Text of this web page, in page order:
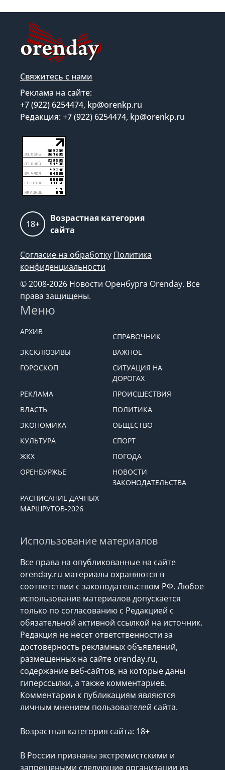
Свяжитесь с нами
Реклама на сайте:
+7 (922) 6254474, kp@orenkp.ru
Редакция: +7 (922) 6254474, kp@orenkp.ru
18+
Возрастная категория
сайта
Согласие на обработку Политика
конфиденциальности
© 2008-2026 Новости Оренбурга Orenday. Все
права защищены.
Меню
АРХИВ
СПРАВОЧНИК
ЭКСКЛЮЗИВЫ
ВАЖНОЕ
ГОРОСКОП
СИТУАЦИЯ НА
ДОРОГАХ
РЕКЛАМА
ПРОИСШЕСТВИЯ
ВЛАСТЬ
ПОЛИТИКА
ЭКОНОМИКА
ОБЩЕСТВО
КУЛЬТУРА
СПОРТ
ЖКХ
ПОГОДА
ОРЕНБУРЖЬЕ
НОВОСТИ
ЗАКОНОДАТЕЛЬСТВА
РАСПИСАНИЕ ДАЧНЫХ
МАРШРУТОВ-2026
Использование материалов
Все права на опубликованные на сайте
orenday.ru материалы охраняются в
соответствии с законодательством РФ. Любое
использование материалов допускается
только по согласованию с Редакцией с
обязательной активной ссылкой на источник.
Редакция не несет ответственности за
достоверность рекламных объявлений,
размещенных на сайте orenday.ru,
содержание веб-сайтов, на которые даны
гиперссылки, а также комментариев.
Комментарии к публикациям являются
личным мнением пользователей сайта.
Возрастная категория сайта: 18+
В России признаны экстремистскими и
запрещеными следующие организации из